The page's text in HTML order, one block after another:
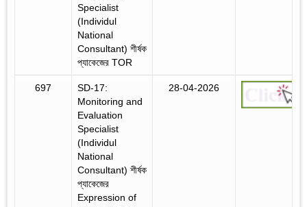
Specialist
(Individul
National
Consultant) শীর্ষক
প্যাকেজের TOR
697
SD-17:
Monitoring and
Evaluation
Specialist
(Individul
National
Consultant) শীর্ষক
প্যাকেজের
Expression of
28-04-2026